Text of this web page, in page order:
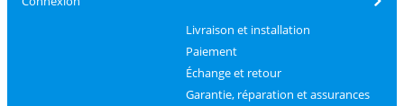
Livraison et installation
Paiement
Échange et retour
Garantie, réparation et assurances